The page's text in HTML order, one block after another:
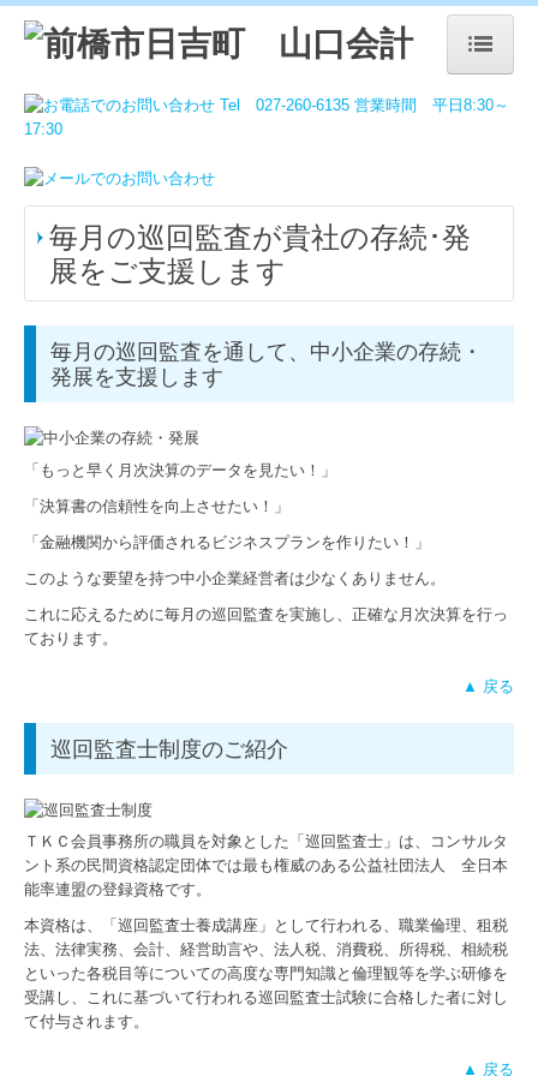
トップページ
ご挨拶
事務所概要・沿革
アクセスマップ
よくある質問
経営者の方へ
相続
事業承継
公益法人の皆様へ
採用情報
求職者の皆様へ
先輩インタビュー
募集要項
毎月の巡回監査が貴社の存続･発
展をご支援します
毎月の巡回監査を通して、中小企業の存続・
発展を支援します
「もっと早く月次決算のデータを見たい！」
「決算書の信頼性を向上させたい！」
「金融機関から評価されるビジネスプランを作りたい！」
このような要望を持つ中小企業経営者は少なくありません。
これに応えるために毎月の巡回監査を実施し、正確な月次決算を行っ
ております。
▲ 戻る
巡回監査士制度のご紹介
ＴＫＣ会員事務所の職員を対象とした「巡回監査士」は、コンサルタ
ント系の民間資格認定団体では最も権威のある公益社団法人 全日本
能率連盟の登録資格です。
本資格は、「巡回監査士養成講座」として行われる、職業倫理、租税
法、法律実務、会計、経営助言や、法人税、消費税、所得税、相続税
といった各税目等についての高度な専門知識と倫理観等を学ぶ研修を
受講し、これに基づいて行われる巡回監査士試験に合格した者に対し
て付与されます。
▲ 戻る